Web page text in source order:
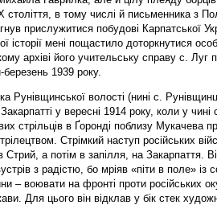
століття, в тому числі й письменника з
прислужитися побудові Карпатської
історії мені пощастило доторкнутися
архіві його учительську справу с. Луг
1939 року.
Рунівщинської волості (нині с.
у вересні 1914 року, коли у чині
стрільців в Ґоронді поблизу Мукачева
Стрімкий наступ російських
Стрий, а потім в запілля, на Закарпаття.
з радістю, бо мріяв «піти в поле» із
– воювати на фронті проти російських
Для цього він відклав у бік стек